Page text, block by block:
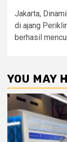
Jakarta,
di ajang
berhasil
YOU MAY